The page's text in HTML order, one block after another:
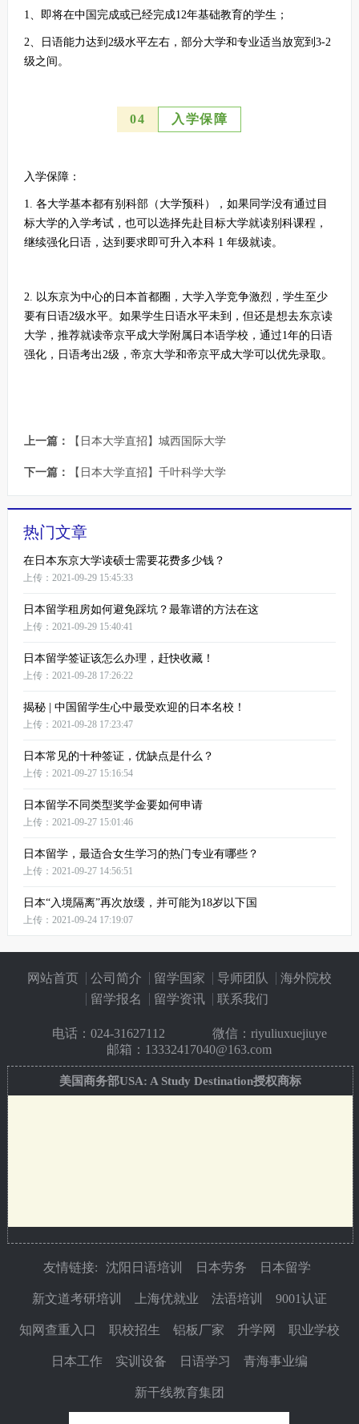
1、即将在中国完成或已经完成12年基础教育的学生；
2、日语能力达到2级水平左右，部分大学和专业适当放宽到3-2
级之间。
04 入学保障
入学保障：
1. 各大学基本都有别科部（大学预科），如果同学没有通过目
标大学的入学考试，也可以选择先赴目标大学就读别科课程，
继续强化日语，达到要求即可升入本科 1 年级就读。
2. 以东京为中心的日本首都圈，大学入学竞争激烈，学生至少
要有日语2级水平。如果学生日语水平未到，但还是想去东京读
大学，推荐就读帝京平成大学附属日本语学校，通过1年的日语
强化，日语考出2级，帝京大学和帝京平成大学可以优先录取。
上一篇： 【日本大学直招】城西国际大学
下一篇： 【日本大学直招】千叶科学大学
热门文章
在日本东京大学读硕士需要花费多少钱？
上传：2021-09-29 15:45:33
日本留学租房如何避免踩坑？最靠谱的方法在这
上传：2021-09-29 15:40:41
日本留学签证该怎么办理，赶快收藏！
上传：2021-09-28 17:26:22
揭秘 | 中国留学生心中最受欢迎的日本名校！
上传：2021-09-28 17:23:47
日本常见的十种签证，优缺点是什么？
上传：2021-09-27 15:16:54
日本留学不同类型奖学金要如何申请
上传：2021-09-27 15:01:46
日本留学，最适合女生学习的热门专业有哪些？
上传：2021-09-27 14:56:51
日本“入境隔离”再次放缓，并可能为18岁以下国
上传：2021-09-24 17:19:07
网站首页 公司简介 留学国家 导师团队
海外院校
留学报名
留学资讯 联系我们
电话： 024-31627112
微信：riyuliuxuejiuye
邮箱：13332417040@163.com
美国商务部USA: A Study Destination授权商标
友情链接: 沈阳日语培训 日本劳务 日本留学
新文道考研培训 上海优就业 法语培训 9001认证
知网查重入口 职校招生 铝板厂家 升学网 职业学校
日本工作 实训设备 日语学习 青海事业编
新干线教育集团